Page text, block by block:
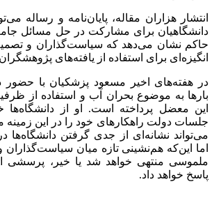
انتشار هزاران مقاله، پایان‌نامه و رساله
دانشگاهیان برای مشارکت در حل مسائل
حاکم نشان می‌دهد که سیاست‌گذاران و
انگیزه‌ای برای استفاده از یافته‌های
در هفته‌های اخیر مسعود پزشکیان با حضور
بارها به موضوع بحران آب و استفاده از
این معضل پرداخته است. او از دانشگاه‌ها
جلسات دولت راهکارهای خود را در این زمینه
می‌تواند نشانه‌ای از جدی گرفتن
اما این‌که هم‌نشینی تازه میان
ملموسی منتهی خواهد شد یا خیر، پرسشی
پاسخ خواهد داد.